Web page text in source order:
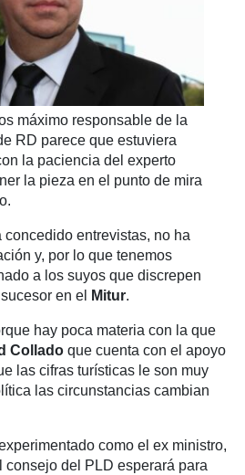
máximo responsable de la
RD parece que estuviera
la paciencia del experto
la pieza en el punto de mira
concedido entrevistas, no ha
y, por lo que tenemos
a los suyos que discrepen
en el
Mitur.
hay poca materia con la que
Collado que cuenta con el apoyo
las cifras turísticas le son muy
las circunstancias cambian
como el ex ministro,
consejo del PLD esperará para